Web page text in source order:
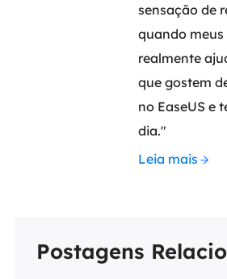
sensação de
quando meus
realmente
que gostem
no EaseUS e
dia."
Leia mais
Postagens